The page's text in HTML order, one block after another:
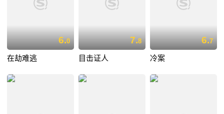
6.0
在劫难逃
7.8
目击证人
6.7
冷案